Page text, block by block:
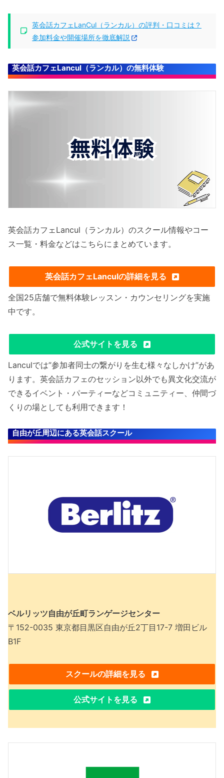
英会話カフェLanCul（ランカル）の評判・口コミは？
参加料金や開催場所を徹底解説
英会話カフェLancul（ランカル）の無料体験
英会話カフェLancul（ランカル）のスクール情報やコー
ス一覧・料金などはこちらにまとめています。
英会話カフェLanculの詳細を見る
全国25店舗で無料体験レッスン・カウンセリングを実施
中です。
公式サイトを見る
Lanculでは”参加者同士の繋がりを生む様々なしかけ”があ
ります。英会話カフェのセッション以外でも異文化交流が
できるイベント・パーティーなどコミュニティー、仲間づ
くりの場としても利用できます！
自由が丘周辺にある英会話スクール
ベルリッツ自由が丘町ランゲージセンター
〒152-0035 東京都目黒区自由が丘2丁目17-7 増田ビル
B1F
スクールの詳細を見る
公式サイトを見る